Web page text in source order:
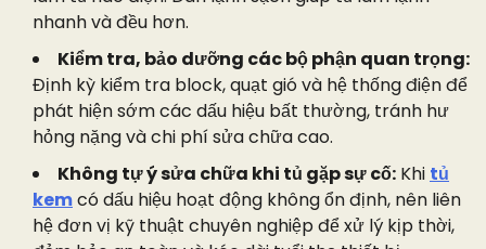
nhanh và đều hơn.
Kiểm tra, bảo dưỡng các bộ phận quan trọng:
Định kỳ kiểm tra block, quạt gió và hệ thống điện để
phát hiện sớm các dấu hiệu bất thường, tránh hư
hỏng nặng và chi phí sửa chữa cao.
Không tự ý sửa chữa khi tủ gặp sự cố: Khi tủ
kemcó dấu hiệu hoạt động không ổn định, nên liên
hệ đơn vị kỹ thuật chuyên nghiệp để xử lý kịp thời,